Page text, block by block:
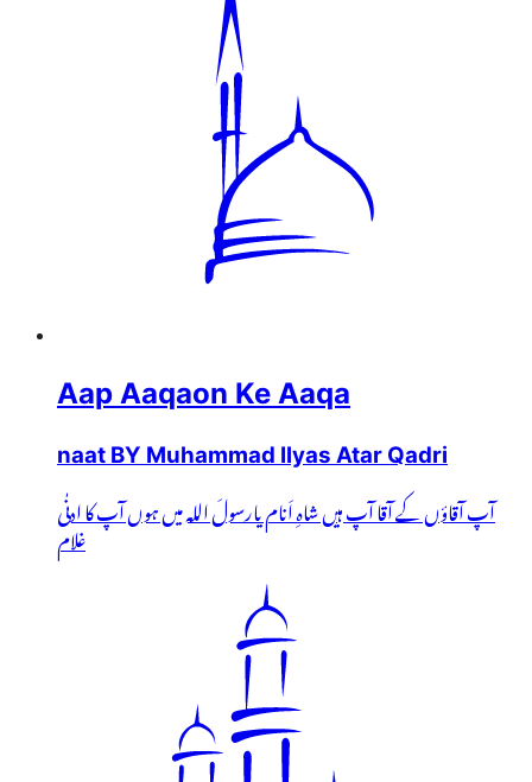
Aap Aaqaon Ke Aaqa
naat BY Muhammad Ilyas Atar Qadri
آپ آقاؤں کے آقا آپ ہیں شاہِ اَنام یارسولَ اللہ میں ہوں آپ کا ادنٰی
غلام